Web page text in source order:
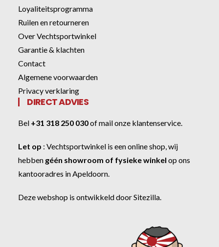
Loyaliteitsprogramma
Ruilen en retourneren
Over Vechtsportwinkel
Garantie & klachten
Contact
Algemene voorwaarden
Privacy verklaring
DIRECT ADVIES
Bel +31 318 250 030ofmail onze klantenservice.
Let op :Vechtsportwinkel is een online shop, wij
hebben géén showroom of fysieke winkel op ons
kantooradres in Apeldoorn.
Deze webshop is ontwikkeld doorSitezilla.